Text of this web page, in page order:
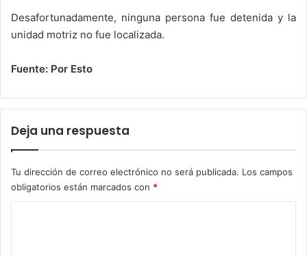
Desafortunadamente, ninguna persona fue detenida y la
unidad motriz no fue localizada.
Fuente: Por Esto
Deja una respuesta
Tu dirección de correo electrónico no será publicada. Los campos
obligatorios están marcados con *